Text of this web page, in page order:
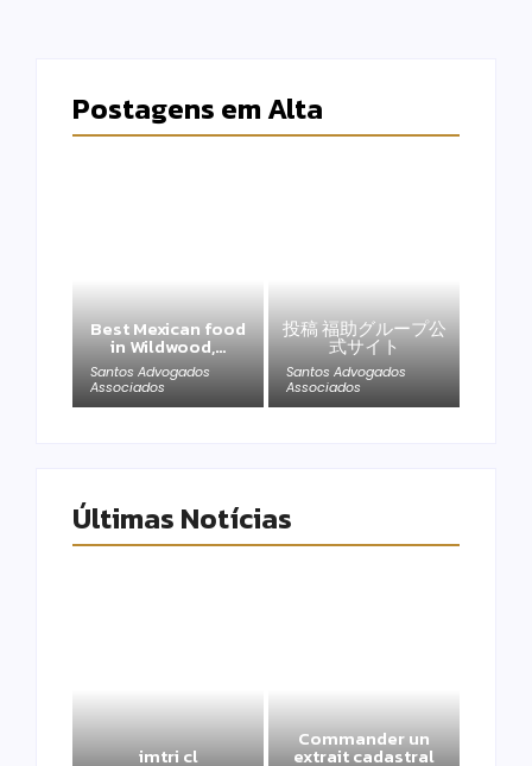
Postagens em Alta
Best Mexican food
in Wildwood,…
Santos Advogados
Associados
投稿 福助グループ公
式サイト
Santos Advogados
Associados
Últimas Notícias
imtri cl
Commander un
extrait cadastral